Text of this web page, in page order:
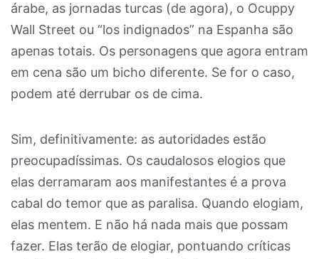
árabe, as jornadas turcas (de agora), o Ocuppy
Wall Street ou “los indignados” na Espanha são
apenas totais. Os personagens que agora entram
em cena são um bicho diferente. Se for o caso,
podem até derrubar os de cima.
Sim, definitivamente: as autoridades estão
preocupadíssimas. Os caudalosos elogios que
elas derramaram aos manifestantes é a prova
cabal do temor que as paralisa. Quando elogiam,
elas mentem. E não há nada mais que possam
fazer. Elas terão de elogiar, pontuando críticas